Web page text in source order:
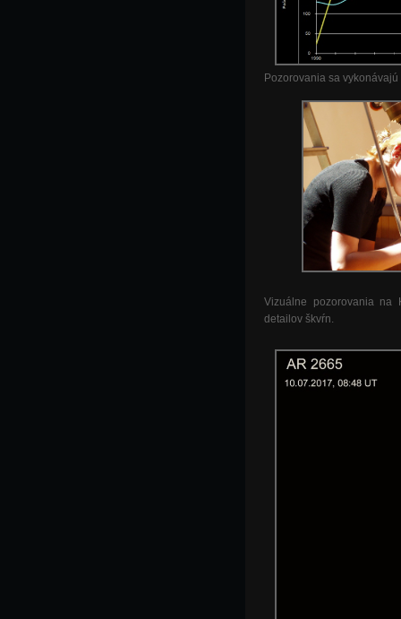
Pozorovania sa
Vizuálne pozorovania na
detailov škvŕn.